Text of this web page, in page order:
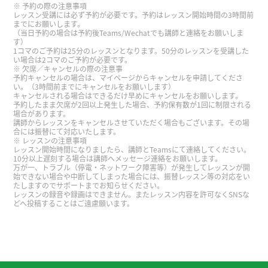
す。どうか今後ともよろしくお願いします。( 60代
男性 )
昨日はありがとうございました。早く読めるよう
になって実質的なレッスンをして頂けるように頑張
ります。どうかよろしくお願いします。( 60代 男性
)
hana老师，谢谢您的课。今天我在家的电话上接受
了诈骗的电话。因为没有马上知道诈骗的电话，所
以我告诉了他我的个人信息，姓名、地址和生年月
日。糟糕。我以后多注意电话和信。下次课见。
谢谢老师，我们再见面吧！
予約の際の注意事項
レッスン受講には必ず予約が必要です。予約はレッスン開始時間の3時間前
までにお願いします。
（当日予約の場合は予約後Teams/Wechatでも講師と連絡をお願いしま
す）
1コマのご予約は25分のレッスンとなります。50分のレッスンを受講した
い場合は2コマのご予約が必要です。
欠席／キャンセルの際の注意事
予約キャンセルの場合は、マイページからキャンセルを申請してくださ
い。（3時間前までにキャンセルをお願いします）
キャンセルされる場合はできるだけ早めにキャンセルをお願いします。
予約したまま欠席が2回以上発生した場合、予約保有数が1回に制限される
場合があります。
講師からレッスンをキャンセルさせていただく場合もございます。その場
合には振替にて対応いたします。
レッスンの注意事項
レッスン開始時間になりましたら、講師とTeamsにて連絡してください。
10分以上遅刻する場合は講師へメッセージ連絡をお願いします。
万が一、トラブル（停電・ネットワーク障害等）が発生してレッスンが開
始できない場合や中断してしまった場合には、振替レッスン等の対応をい
たしますのでサポートまでお知らせください。
レッスンの録音や録画はできません。またレッスン内容を許可なくSNSな
どへ投稿することはご遠慮願います。